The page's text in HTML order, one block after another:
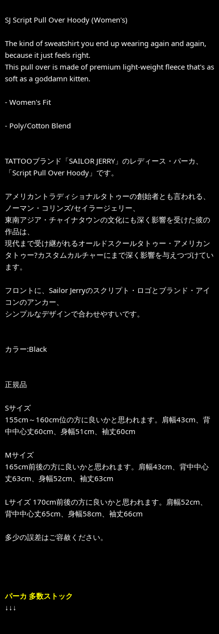
SJ Script Pull Over Hoody (Women's)
The kind of sweatshirt you end up wearing again and again,
because it just feels right.
This pull over is made of premium light-weight fleece that's as
soft as a goddamn kitten.
- Women's Fit
- Poly/Cotton Blend
TATTOOブランド「SAILOR JERRY」のレディース・パーカ、
「Script Pull Over Hoody」です。
アメリカントラディショナルタトゥーの創始者とも言われる、
ノーマン・コリンズ/セイラージェリー、
東南アジア・チャイナタウンの文化にも深く影響を受けた彼の
作品は、
現代まで受け継がれるオールドスクールタトゥー・アメリカン
タトゥー?カスタムカルチャーにまで深く影響を与えつづけてい
ます。
フロントに、Sailor Jerryのスクリプト・ロゴとブランド・アイ
コンのアンカー、
シンプルなデザインで合わせやすいです。
カラー:Black
正規品
Sサイズ
155cm～160cm位の方に良いかと思われます。肩幅43cm、背
中中心丈60cm、身幅51cm、袖丈60cm
Mサイズ
165cm前後の方に良いかと思われます。肩幅43cm、背中中心
丈63cm、身幅52cm、袖丈63cm
Lサイズ 170cm前後の方に良いかと思われます。肩幅52cm、
背中中心丈65cm、身幅58cm、袖丈66cm
多少の誤差はご容赦ください。
パーカ 多数ストック
↓↓↓